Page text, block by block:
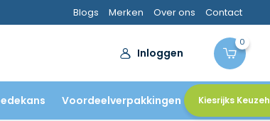
Blogs Merken Over ons Contact
Inloggen
0
Voordeelverpakkingen Kiesrijks